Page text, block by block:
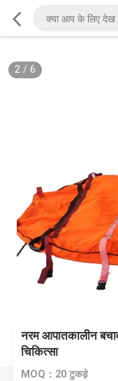
2/ 6
नरम आपातकालीन
चिकित्सा
MOQ：20 टुकड़े